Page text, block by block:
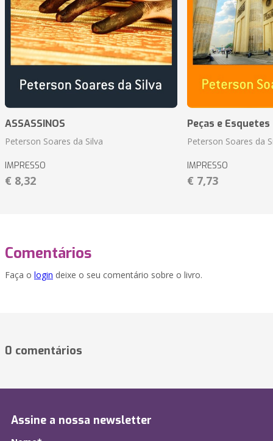
ASSASSINOS
Peterson Soares da Silva
IMPRESSO
€ 8,32
Peças e
Peterson Soares da
IMPRESSO
€ 7,73
Comentários
Faça o login deixe o seu comentário sobre o livro.
0 comentários
Assine a nossa newsletter